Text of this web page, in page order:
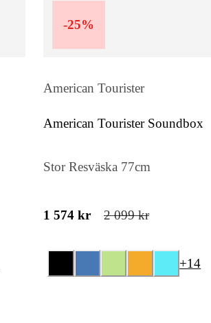
-25%
American Tourister
American Tourister Soundbox
Stor Resväska 77cm
1 574 kr 2 099 kr
+14